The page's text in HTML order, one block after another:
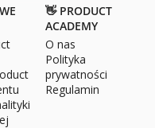
👋 PRODUCT
ACADEMY
O nas
Polityka
prywatności
Regulamin